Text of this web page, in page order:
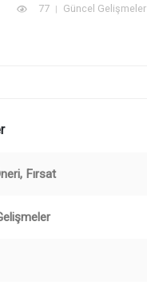
77 Güncel Gelişmeler
Fırsat